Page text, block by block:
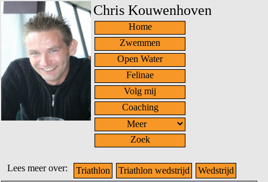
Chris Kouwenhoven
Home
Zwemmen
Open Water
Felinae
Volg mij
Coaching
Zoek
Lees meer over: Triathlon Triathlon wedstrijd Wedstrijd